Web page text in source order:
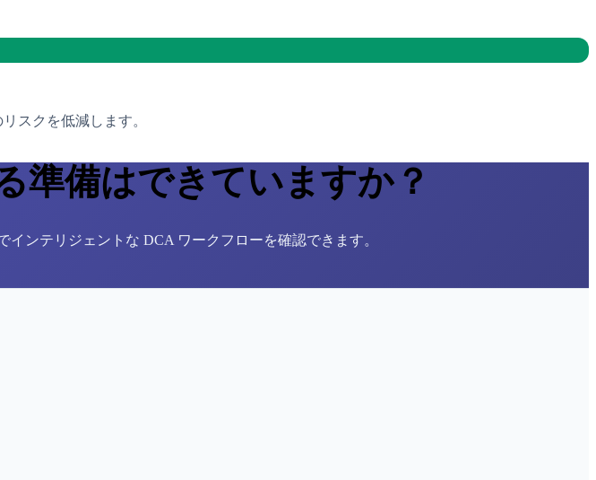
スクを低減します。
準備はできていますか？
ンテリジェントな DCA ワークフローを確認できます。